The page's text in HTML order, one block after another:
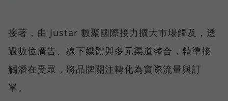
接著，由 Justar 數聚國際接力擴大市場觸及，透
過數位廣告、線下媒體與多元渠道整合，精準接
觸潛在受眾，將品牌關注轉化為實際流量與訂
單。